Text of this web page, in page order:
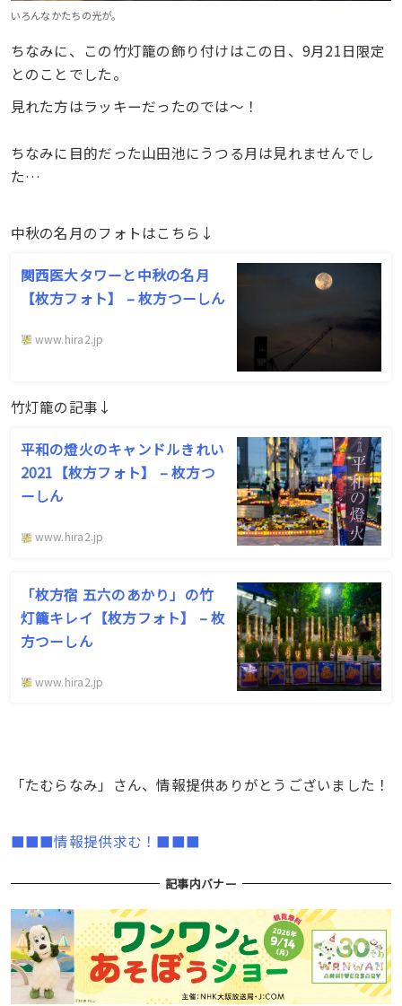
いろんなかたちの光が。
ちなみに、この竹灯籠の飾り付けはこの日、9月21日限定
とのことでした。
見れた方はラッキーだったのでは〜！
ちなみに目的だった山田池にうつる月は見れませんでし
た…
中秋の名月のフォトはこちら↓
関西医大タワーと中秋の名月
【枚方フォト】 – 枚方つーしん
www.hira2.jp
竹灯籠の記事↓
平和の燈火のキャンドルきれい
2021【枚方フォト】 – 枚方つ
ーしん
www.hira2.jp
「枚方宿 五六のあかり」の竹
灯籠キレイ【枚方フォト】 – 枚
方つーしん
www.hira2.jp
「たむらなみ」さん、情報提供ありがとうございました！
■■■情報提供求む！■■■
記事内バナー